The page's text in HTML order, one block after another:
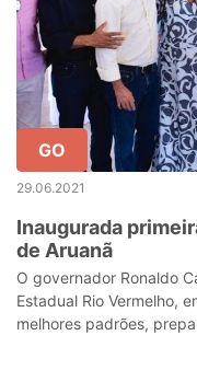
GO
29.06.2021
Inaugurada
de Aruanã
O governador Ronaldo
Estadual Rio Vermelho,
melhores padrões,